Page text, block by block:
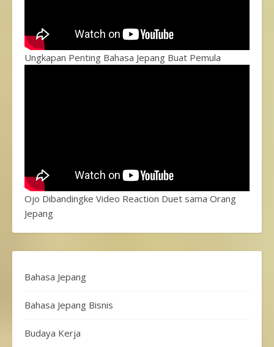
Ungkapan Penting Bahasa Jepang Buat Pemula
Ojo Dibandingke Video Reaction Duet sama Orang
Jepang
Bahasa Jepang
Bahasa Jepang Bisnis
Budaya Kerja